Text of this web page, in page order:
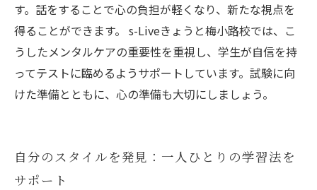
す。話をすることで心の負担が軽くなり、新たな視点を
得ることができます。 s-Liveきょうと梅小路校では、こ
うしたメンタルケアの重要性を重視し、学生が自信を持
ってテストに臨めるようサポートしています。試験に向
けた準備とともに、心の準備も大切にしましょう。
自分のスタイルを発見：一人ひとりの学習法を
サポート